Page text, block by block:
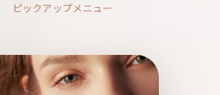
ピックアップメニュー